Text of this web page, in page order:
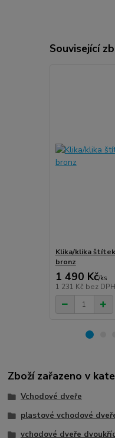
Související
Klika/klika
bronz
1 490 Kč/ks
1 231 Kč bez DPH
Zboží zařazeno v
Vchodové dveře
plastové vchodové
vchodové dveře